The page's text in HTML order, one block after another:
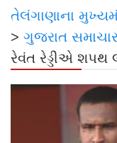
તેલંગાણાના
> ગુજરાત
રેવંત રેડ્ડીએ શપથ